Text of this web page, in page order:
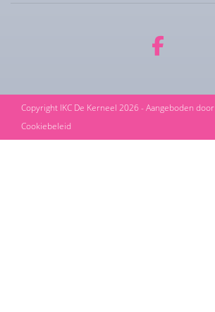
Copyright IKC De Kerneel 2026 - Aangeboden door
Cookiebeleid